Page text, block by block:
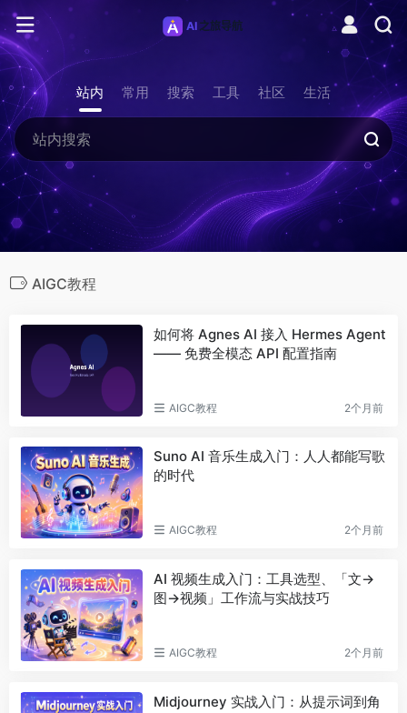
站内 常用 搜索 工具 社区 生活
AIGC教程
如何将 Agnes AI 接入 Hermes Agent
—— 免费全模态 API 配置指南
AIGC教程 2个月前
Suno AI 音乐生成入门：人人都能写歌
的时代
AIGC教程 2个月前
AI 视频生成入门：工具选型、「文→
图→视频」工作流与实战技巧
AIGC教程 2个月前
Midjourney 实战入门：从提示词到角